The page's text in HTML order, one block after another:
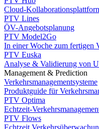
Cloud-
PTV Lines
ÖV-Angebotsplanung
PTV Model2Go
In einer Woche zum fertigen
PTV Euska
Analyse & Validierung von
Management & Prediction
Verkehrsmanagementsysteme
Produktguide für
PTV Optima
Echtzeit-
PTV Flows
Echtzeit